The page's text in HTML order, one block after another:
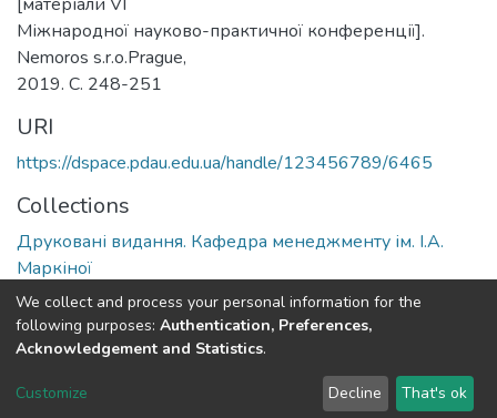
Міжнародної науково-практичної конференції].
Nemoros s.r.o.Prague,
2019. С. 248-251
URI
https://dspace.pdau.edu.ua/handle/123456789/6465
Collections
Друковані видання. Кафедра менеджменту ім. І.А.
Маркіної
Full item page
DSpace software copyright © 2002-2026 LYRASIS
Send Feedback
We collect and process your personal information for the
following purposes: Authentication, Preferences,
Acknowledgement and Statistics.
Customize Decline That's ok